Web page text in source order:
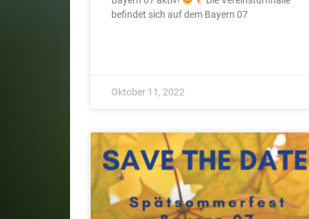
befindet sich auf dem Bayern 07
Oktober 11, 2022